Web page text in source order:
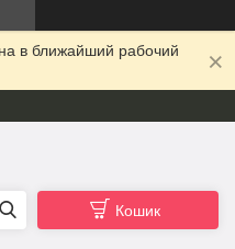
в ближайший рабочий
Кошик